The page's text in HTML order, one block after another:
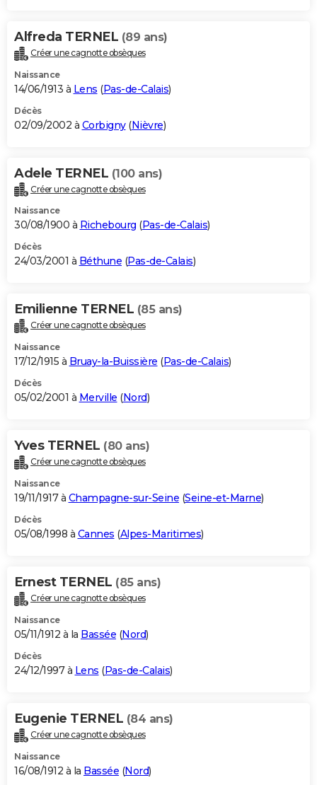
Alfreda TERNEL (89 ans)
Créer une cagnotte obsèques
Naissance
14/06/1913 à Lens (Pas-de-Calais)
Décès
02/09/2002 à Corbigny(Nièvre)
Adele TERNEL (100 ans)
Créer une cagnotte obsèques
Naissance
30/08/1900 à Richebourg (Pas-de-Calais)
Décès
24/03/2001 à Béthune (Pas-de-Calais)
Emilienne TERNEL (85 ans)
Créer une cagnotte obsèques
Naissance
17/12/1915 à Bruay-la-Buissière (Pas-de-Calais)
Décès
05/02/2001 à Merville (Nord)
Yves TERNEL (80 ans)
Créer une cagnotte obsèques
Naissance
19/11/1917 à Champagne-sur-Seine (Seine-et-Marne)
Décès
05/08/1998 à Cannes (Alpes-Maritimes)
Ernest TERNEL (85 ans)
Créer une cagnotte obsèques
Naissance
05/11/1912 à la Bassée (Nord)
Décès
24/12/1997 à Lens (Pas-de-Calais)
Eugenie TERNEL (84 ans)
Créer une cagnotte obsèques
Naissance
16/08/1912 à la Bassée (Nord)